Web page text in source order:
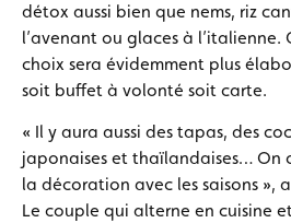
détox aussi bien que nems, riz
l’avenant ou glaces à l’italienne.
choix sera évidemment plus
soit buffet à volonté soit carte.
« Il y aura aussi des tapas, des
japonaises et thaïlandaises… On
la décoration avec les saisons »,
Le couple qui alterne en cuisine